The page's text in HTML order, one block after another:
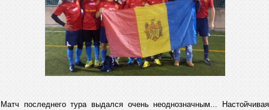
Матч последнего тура выдался очень неоднозначным... Настойчивая